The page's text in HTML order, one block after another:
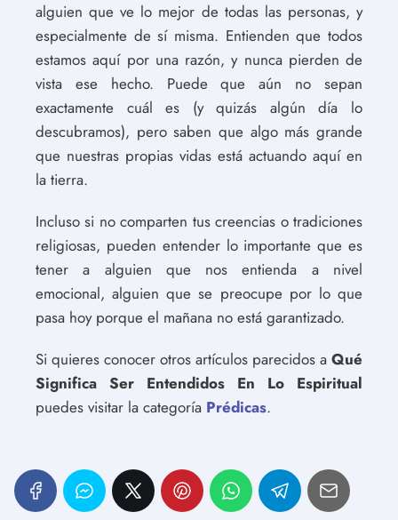
alguien que ve lo mejor de todas las personas, y
especialmente de sí misma. Entienden que todos
estamos aquí por una razón, y nunca pierden de
vista ese hecho. Puede que aún no sepan
exactamente cuál es (y quizás algún día lo
descubramos), pero saben que algo más grande
que nuestras propias vidas está actuando aquí en
la tierra.
Incluso si no comparten tus creencias o tradiciones
religiosas, pueden entender lo importante que es
tener a alguien que nos entienda a nivel
emocional, alguien que se preocupe por lo que
pasa hoy porque el mañana no está garantizado.
Si quieres conocer otros artículos parecidos a Qué
Significa Ser Entendidos En Lo Espiritual
puedes visitar la categoría Prédicas.